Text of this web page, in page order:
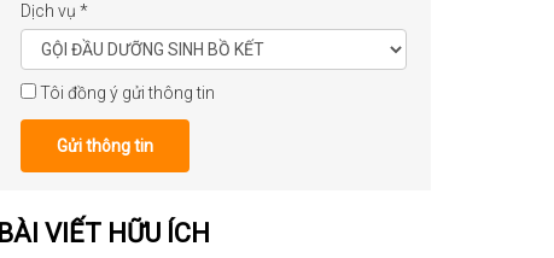
Dịch vụ *
Tôi đồng ý gửi thông tin
Gửi thông tin
BÀI VIẾT HỮU ÍCH